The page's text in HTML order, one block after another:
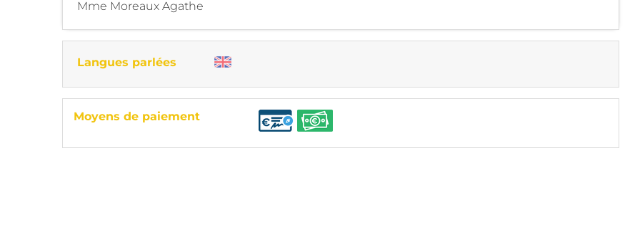
Mme Moreaux Agathe
Langues parlées
Moyens de paiement